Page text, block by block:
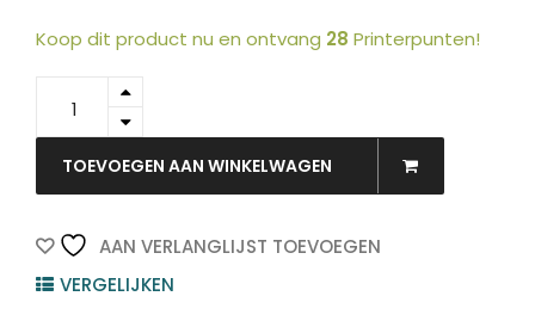
Koop dit product nu en ontvang 28 Printerpunten!
C13S050656
EPSON
Toner
Cartridge
13.700vel
quantity
TOEVOEGEN AAN WINKELWAGEN
AAN VERLANGLIJST TOEVOEGEN
VERGELIJKEN